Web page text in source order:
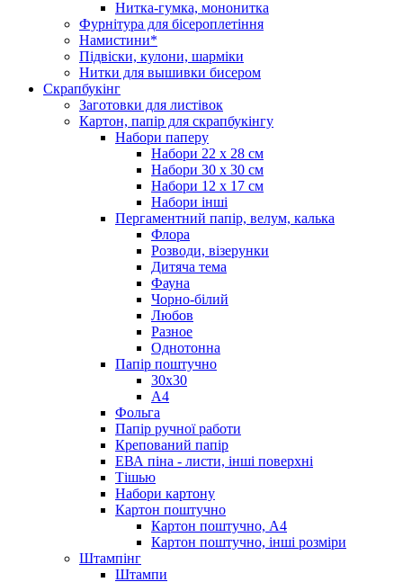
Нитка-гумка, мононитка
Фурнітура для бісероплетіння
Намистини*
Підвіски, кулони, шарміки
Нитки для вышивки бисером
Скрапбукінг
Заготовки для листівок
Картон, папір для скрапбукінгу
Набори паперу
Набори 22 х 28 см
Набори 30 х 30 см
Набори 12 х 17 см
Набори інші
Пергаментний папір, велум, калька
Флора
Розводи, візерунки
Дитяча тема
Фауна
Чорно-білий
Любов
Разное
Однотонна
Папір поштучно
30х30
А4
Фольга
Папір ручної работи
Крепований папір
ЕВА піна - листи, інші поверхні
Тішью
Набори картону
Картон поштучно
Картон поштучно, А4
Картон поштучно, інші розміри
Штампінг
Штампи